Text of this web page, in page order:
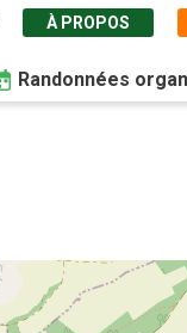
À PROPOS
Randonnées